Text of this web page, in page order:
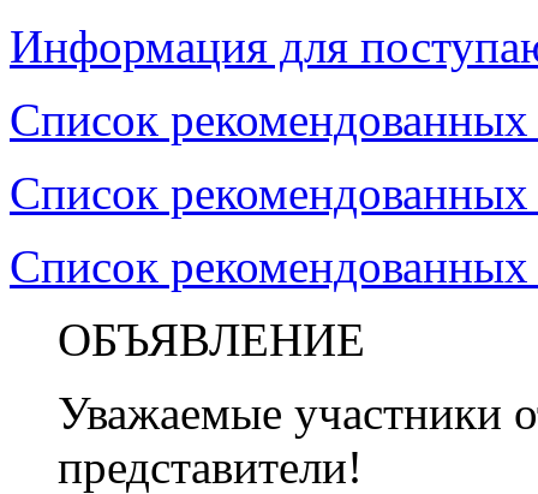
Информация для
Список
Список
Список
ОБЪЯВЛЕНИЕ
Уважаемые участники
представители!